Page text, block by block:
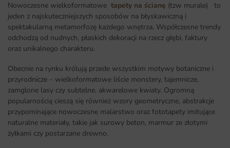
Nowoczesne wielkoformatowe tapety na ścianę (tzw murale) to
jeden z najskuteczniejszych sposobów na błyskawiczną i
spektakularną metamorfozę każdego wnętrza. Współczesne trendy
odchodzą od nudnych, płaskich dekoracji na rzecz głębi, faktury
oraz unikalnego charakteru.
Obecnie na rynku królują przede wszystkim motywy botaniczne i
przyrodnicze – wielkoformatowe liście monstery, tajemnicze,
zamglone lasy czy subtelne, akwarelowe kwiaty. Ogromną
popularnością cieszą się również wzory geometryczne, abstrakcje
przypominające nowoczesne malarstwo oraz fototapety imitujące
naturalne materiały, takie jak surowy beton, marmur ze złotymi
żyłkami czy postarzane drewno.